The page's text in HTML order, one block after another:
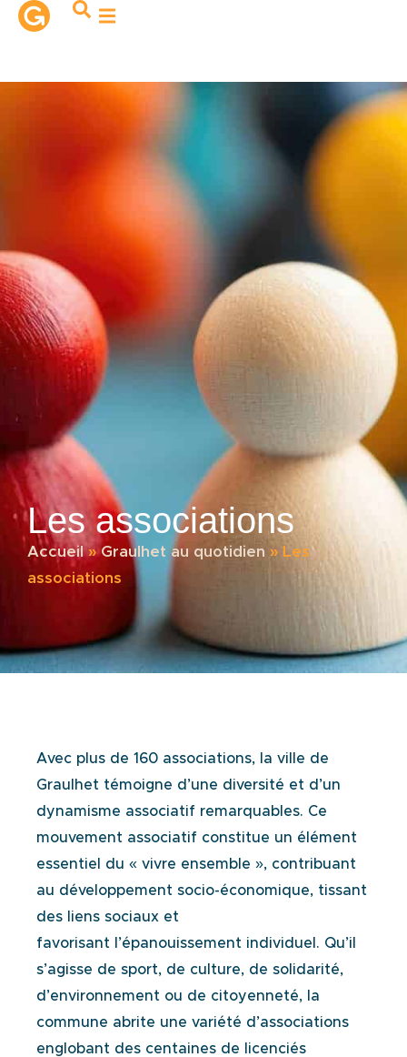
principal
Les associations
Accueil»Graulhet au quotidien » Les
associations
Avec plus de 160 associations, la ville de
Graulhet témoigne d’une diversité et d’un
dynamisme associatif remarquables. Ce
mouvement associatif constitue un élément
essentiel du « vivre ensemble », contribuant
au développement socio-économique, tissant
des liens sociaux et
favorisant
l’épanouissement individuel. Qu’il
s’agisse de sport, de culture, de solidarité,
d’environnement ou de citoyenneté, la
commune abrite une variété d’associations
englobant des centaines de licenciés